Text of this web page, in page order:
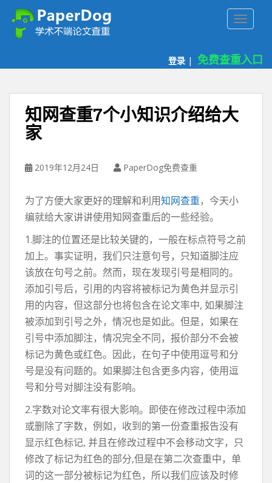
登录 | 免费查重入口
知网查重7个小知识介绍给大
家
2019年12月24日 PaperDog免费查重
为了方便大家更好的理解和利用知网查重，今天小
编就给大家讲讲使用知网查重后的一些经验。
1.脚注的位置还是比较关键的，一般在标点符号之前
加上。事实证明，我们只注意句号，只知道脚注应
该放在句号之前。然而，现在发现引号是相同的。
添加引号后，引用的内容将被标记为黄色并显示引
用的内容，但这部分也将包含在论文率中, 如果脚注
被添加到引号之外，情况也是如此。但是，如果在
引号中添加脚注，情况完全不同，报价部分不会被
标记为黄色或红色。因此，在句子中使用逗号和分
号是没有问题的。如果脚注包含更多内容，使用逗
号和分号对脚注没有影响。
2.字数对论文率有很大影响。即使在修改过程中添加
或删除了字数，例如，收到的第一份查重报告没有
显示红色标记, 并且在修改过程中不会移动文字，只
修改了标记为红色的部分,但是在第二次查重中，单
词的这一部分被标记为红色，所以我们应该及时修